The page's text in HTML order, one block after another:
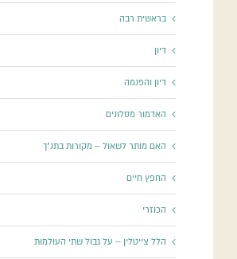
בראשית רבה
דיון
דיון והפנמה
האדמור מסלונים
האם מותר לשאול – מקורות בתנ"ך
החפץ חיים
הכוזרי
הלל צייטלין – על גבול שתי העולמות